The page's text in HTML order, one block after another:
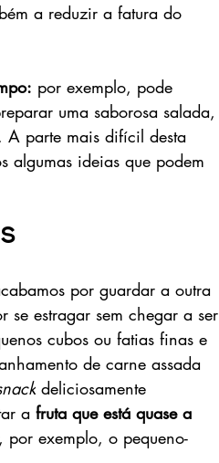
a reduzir a fatura do
por exemplo, pode
uma saborosa salada,
​A parte mais difícil desta
algumas ideias que podem
por guardar a outra
estragar sem chegar a ser
cubos ou fatias finas e
de carne assada
deliciosamente
a fruta que está quase a
exemplo, o pequeno-